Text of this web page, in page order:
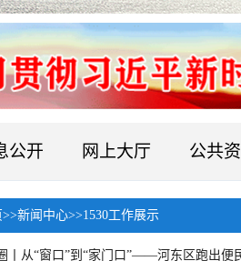
公开 网上大厅 公共
>>新闻中心>>1530工作展示
丨从“窗口”到“家门口”——河东区跑出便